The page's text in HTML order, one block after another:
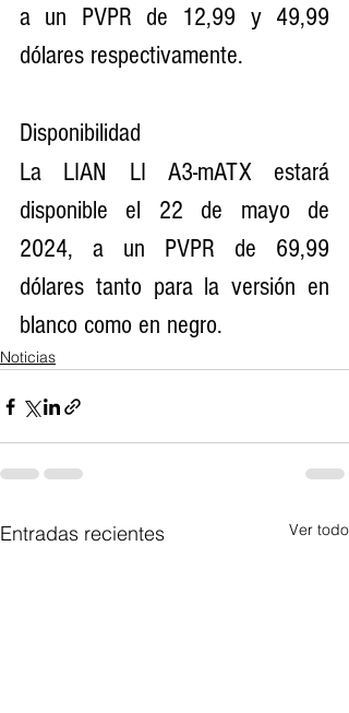
a un PVPR de 12,99 y 49,99
dólares respectivamente.
Disponibilidad
La LIAN LI A3-mATX estará
disponible el 22 de mayo de
2024, a un PVPR de 69,99
dólares tanto para la versión en
blanco como en negro.
Noticias
Entradas recientes Ver todo